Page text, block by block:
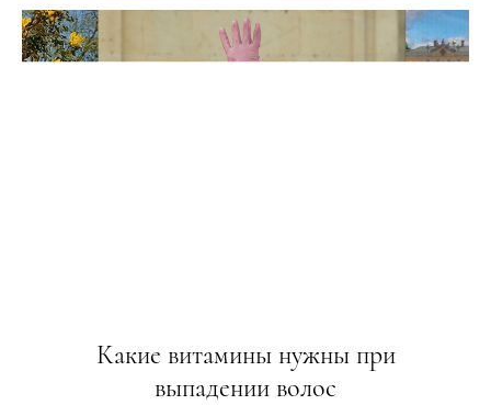
Какие витамины нужны при
выпадении волос